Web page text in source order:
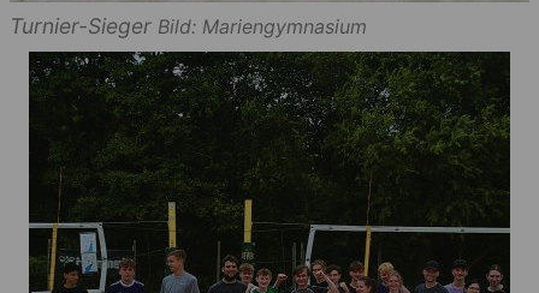
Turnier-Sieger Bild: Mariengymnasium